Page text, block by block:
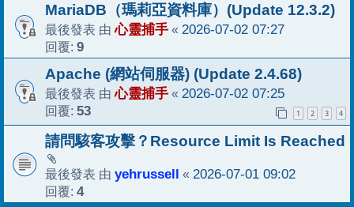
MariaDB（瑪莉亞資料庫）(Update 12.3.2)
最後發表 由心靈捕手 « 2026-07-02 07:27
回覆: 9
Apache (網站伺服器) (Update 2.4.68)
最後發表 由心靈捕手 « 2026-07-02 07:25
回覆: 53 1 2 3 4
請問駭客攻擊？Resource Limit Is Reached
最後發表 由 yehrussell « 2026-07-01 09:02
回覆: 4